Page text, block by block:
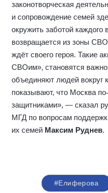
законотворческая
и сопровождение семей
окружить заботой каждого
возвращается из зоны
ждёт своего героя. Такие
СВОим», становятся
объединяют людей вокруг
показывают, что Москва по‑
защитниками», — сказал
МГД по вопросам
их семей Максим Руднев.
#Елиферова